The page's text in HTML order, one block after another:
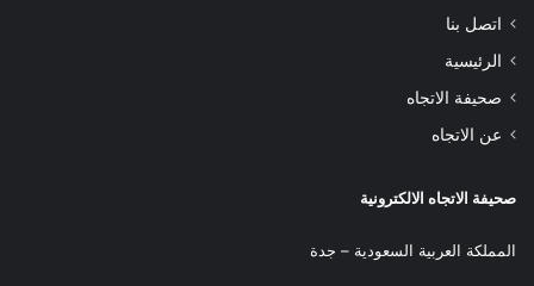
اتصل بنا
الرئيسية
صحيفة الاتجاه
عن الاتجاه
صحيفة الاتجاه الالكترونية
المملكة العربية السعودية – جدة